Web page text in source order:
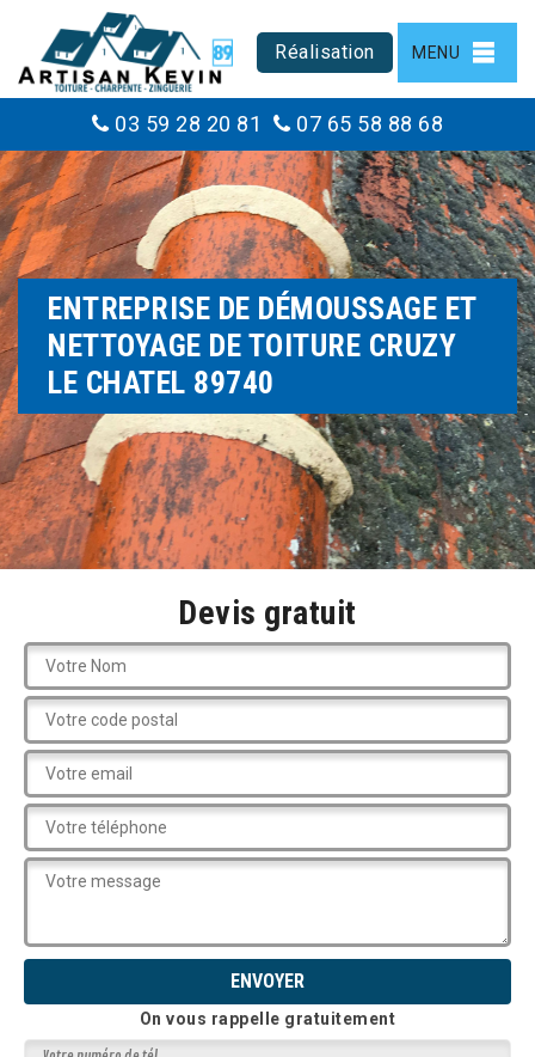
Réalisation MENU
03 59 28 20 81 07 65 58 88 68
ENTREPRISE DE DÉMOUSSAGE ET
NETTOYAGE DE TOITURE CRUZY
LE CHATEL 89740
Devis gratuit
On vous rappelle gratuitement